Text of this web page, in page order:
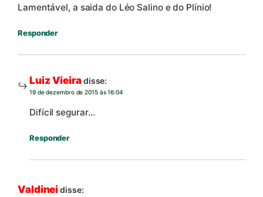
Lamentável, a saida do Léo Salino e do Plínio!
Responder
Luiz Vieiradisse:
19 de dezembro de 2015 às 16:04
Difícil segurar…
Responder
Valdineidisse: